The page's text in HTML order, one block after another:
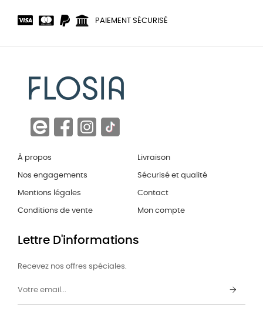
PAIEMENT SÉCURISÉ
À propos
Nos engagements
Mentions légales
Conditions de vente
Livraison
Sécurisé et qualité
Contact
Mon compte
Lettre D'informations
Recevez nos offres spéciales.